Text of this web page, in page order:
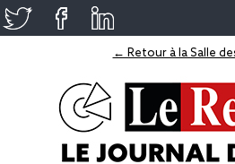
← Retour à la Salle